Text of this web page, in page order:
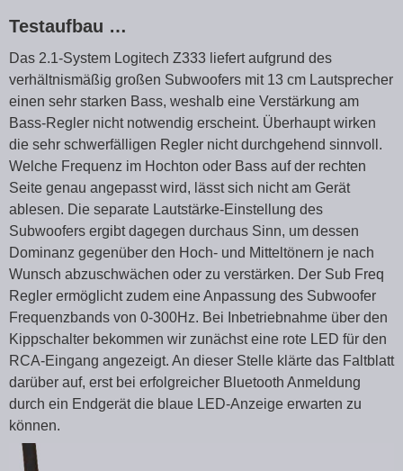
Testaufbau …
Das 2.1-System Logitech Z333 liefert aufgrund des
verhältnismäßig großen Subwoofers mit 13 cm Lautsprecher
einen sehr starken Bass, weshalb eine Verstärkung am
Bass-Regler nicht notwendig erscheint. Überhaupt wirken
die sehr schwerfälligen Regler nicht durchgehend sinnvoll.
Welche Frequenz im Hochton oder Bass auf der rechten
Seite genau angepasst wird, lässt sich nicht am Gerät
ablesen. Die separate Lautstärke-Einstellung des
Subwoofers ergibt dagegen durchaus Sinn, um dessen
Dominanz gegenüber den Hoch- und Mitteltönern je nach
Wunsch abzuschwächen oder zu verstärken. Der Sub Freq
Regler ermöglicht zudem eine Anpassung des Subwoofer
Frequenzbands von 0-300Hz. Bei Inbetriebnahme über den
Kippschalter bekommen wir zunächst eine rote LED für den
RCA-Eingang angezeigt. An dieser Stelle klärte das Faltblatt
darüber auf, erst bei erfolgreicher Bluetooth Anmeldung
durch ein Endgerät die blaue LED-Anzeige erwarten zu
können.